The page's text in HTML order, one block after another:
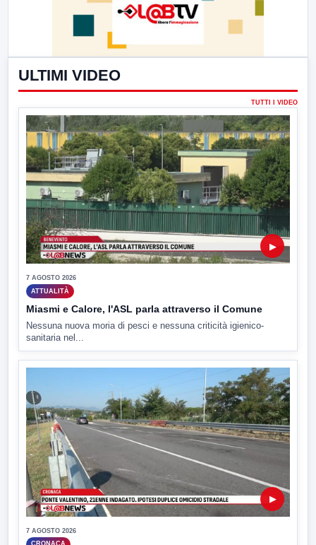
ULTIMI VIDEO
TUTTI I VIDEO
▶
7 AGOSTO 2026
ATTUALITÀ
Miasmi e Calore, l'ASL parla attraverso il Comune
Nessuna nuova moria di pesci e nessuna criticità igienico-
sanitaria nel...
▶
7 AGOSTO 2026